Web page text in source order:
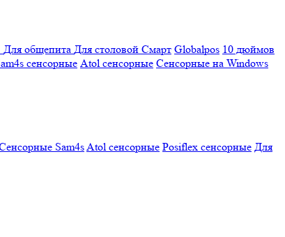
Для общепита Для столовой Смарт Globalpos 10 дюймов
сенсорные Atol сенсорные Сенсорные на Windows
Sam4sAtol сенсорные Posiflex сенсорные Для